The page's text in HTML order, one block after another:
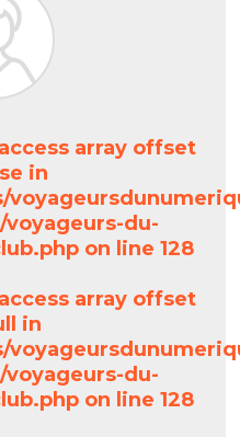
array offset
in
du-
on line 128
array offset
in
du-
on line 128